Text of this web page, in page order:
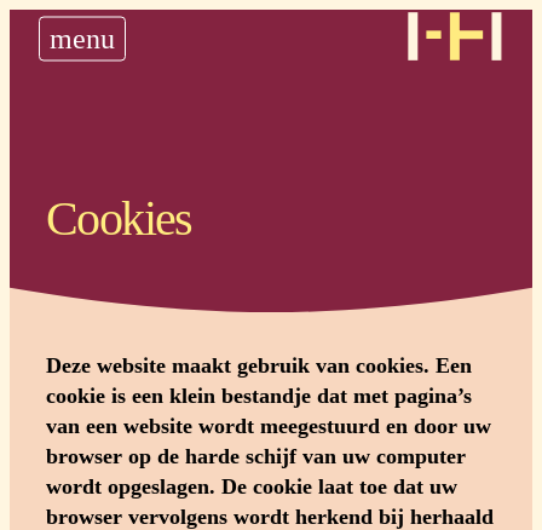
nieuws
historie
menu
Cookies
Deze website maakt gebruik van cookies. Een
cookie is een klein bestandje dat met pagina’s
van een website wordt meegestuurd en door uw
browser op de harde schijf van uw computer
wordt opgeslagen. De cookie laat toe dat uw
browser vervolgens wordt herkend bij herhaald